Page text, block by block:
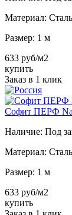
Материал:
Размер: 1 м
633 руб/м2
купить
Заказ в 1 клик
Софит ПЕРФ
Наличие: Под
Материал:
Размер: 1 м
633 руб/м2
купить